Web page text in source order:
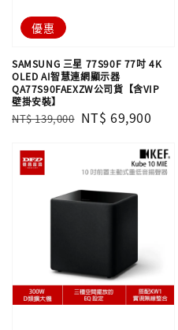
優惠
SAMSUNG 三星 77S90F 77吋 4K
OLED AI智慧連網顯示器
QA77S90FAEXZW公司貨【含VIP
壁掛安裝】
Regular
NT$ 139,000 Sale
NT$ 69,900